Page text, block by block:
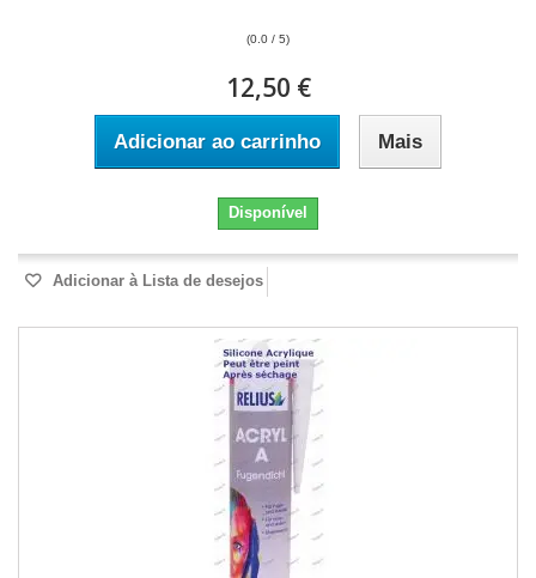
(0.0 / 5)
12,50 €
Adicionar ao carrinho Mais
Disponível
Adicionar à Lista de desejos